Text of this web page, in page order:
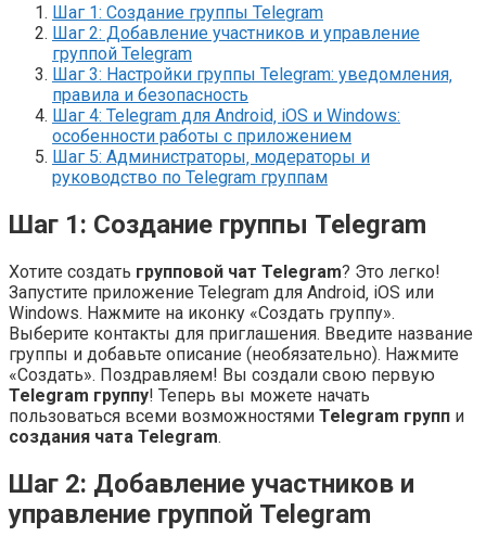
Шаг 1: Создание группы Telegram
Шаг 2: Добавление участников и управление
группой Telegram
Шаг 3: Настройки группы Telegram: уведомления‚
правила и безопасность
Шаг 4: Telegram для Android‚ iOS и Windows:
особенности работы с приложением
Шаг 5: Администраторы‚ модераторы и
руководство по Telegram группам
Шаг 1: Создание группы Telegram
Хотите создать групповой чат Telegram? Это легко!
Запустите приложение Telegram для Android‚ iOS или
Windows. Нажмите на иконку «Создать группу».
Выберите контакты для приглашения. Введите название
группы и добавьте описание (необязательно). Нажмите
«Создать». Поздравляем! Вы создали свою первую
Telegram группу! Теперь вы можете начать
пользоваться всеми возможностями Telegram групп и
создания чата Telegram.
Шаг 2: Добавление участников и
управление группой Telegram